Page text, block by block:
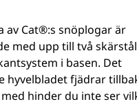
av Cat®:s snöplogar är
med upp till två
i basen. Det
hyvelbladet fjädrar
hinder du inte ser